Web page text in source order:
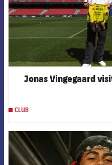
Jonas Vingegaard
CLUB